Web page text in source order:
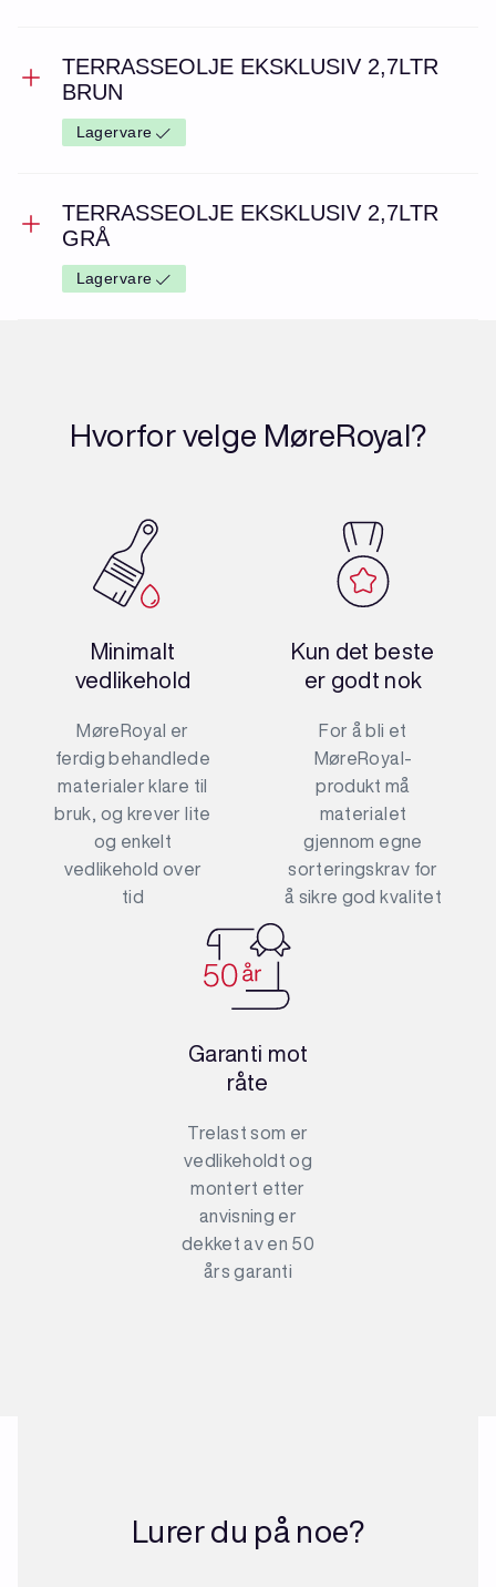
TERRASSEOLJE EKSKLUSIV 2,7LTR
BRUN
Lagervare
TERRASSEOLJE EKSKLUSIV 2,7LTR
GRÅ
Lagervare
Hvorfor velge MøreRoyal?
Minimalt
vedlikehold
MøreRoyal er
ferdig behandlede
materialer klare til
bruk, og krever lite
og enkelt
vedlikehold over
tid
Kun det beste
er godt nok
For å bli et
MøreRoyal-
produkt må
materialet
gjennom egne
sorteringskrav for
å sikre god kvalitet
Garanti mot
råte
Trelast som er
vedlikeholdt og
montert etter
anvisning er
dekket av en 50
års garanti
Lurer du på noe?